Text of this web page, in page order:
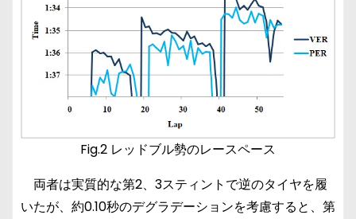
Fig.2 レッドブル勢のレースペース
両者は実質的な第2、3スティントで逆のタイヤを履
いたが、約0.10秒のデグラデーションを考慮すると、第